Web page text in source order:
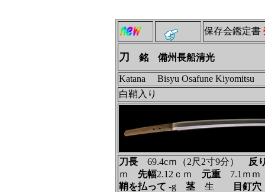
保存会鑑定書
刀 銘 備州長船清光
Katana Bisyu Osafune Kiyomitsu
白鞘入り
刀長69.4cｍ（2尺2寸9分）
反
ｍ 先幅2.12ｃｍ 元重7.1ｍ
鞘を払って -g 茎生 目釘穴